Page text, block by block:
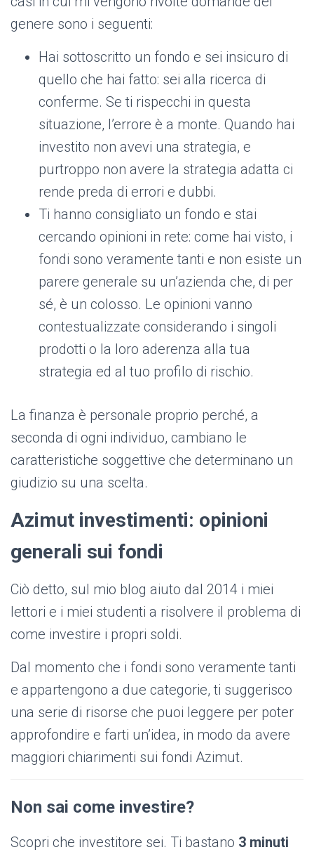
genere sono i seguenti:
Hai sottoscritto un fondo e sei insicuro di
quello che hai fatto: sei alla ricerca di
conferme. Se ti rispecchi in questa
situazione, l’errore è a monte. Quando hai
investito non avevi una strategia, e
purtroppo non avere la strategia adatta ci
rende preda di errori e dubbi.
Ti hanno consigliato un fondo e stai
cercando opinioni in rete: come hai visto, i
fondi sono veramente tanti e non esiste un
parere generale su un’azienda che, di per
sé, è un colosso. Le opinioni vanno
contestualizzate considerando i singoli
prodotti o la loro aderenza alla tua
strategia ed al tuo profilo di rischio.
La finanza è personale proprio perché, a
seconda di ogni individuo, cambiano le
caratteristiche soggettive che determinano un
giudizio su una scelta.
Azimut investimenti: opinioni
generali sui fondi
Ciò detto, sul mio blog aiuto dal 2014 i miei
lettori e i miei studenti a risolvere il problema di
come investire i propri soldi.
Dal momento che i fondi sono veramente tanti
e appartengono a due categorie, ti suggerisco
una serie di risorse che puoi leggere per poter
approfondire e farti un’idea, in modo da avere
maggiori chiarimenti sui fondi Azimut.
Non sai come investire?
Scopri che investitore sei. Ti bastano 3 minuti